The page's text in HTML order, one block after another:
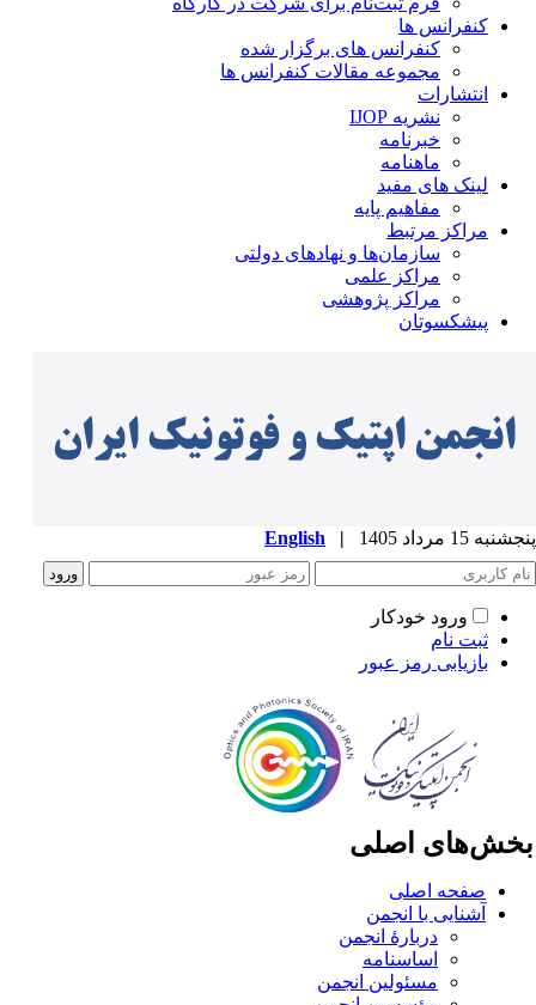
کنفرانس ها
کنفرانس های برگزار شده
مجموعه مقالات کنفرانس ها
انتشارات
نشریه IJOP
خبرنامه
ماهنامه
لینک های مفید
مفاهیم پایه
مراکز مرتبط
سازمان‌ها و نهادهای دولتی
مراکز علمی
مراکز پژوهشی
پیشکسوتان
15 مرداد 1405 |
English
ورود خودکار
ثبت نام
بازیابی رمز عبور
اصلی
صفحه اصلی
آشنایی با انجمن
دربارۀ انجمن
اساسنامه
مسئولین انجمن